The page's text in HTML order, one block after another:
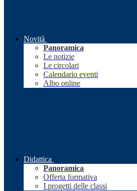
Novità
Panoramica
Le notizie
Le circolari
Calendario eventi
Albo online
Didattica
Panoramica
Offerta formativa
I progetti delle classi